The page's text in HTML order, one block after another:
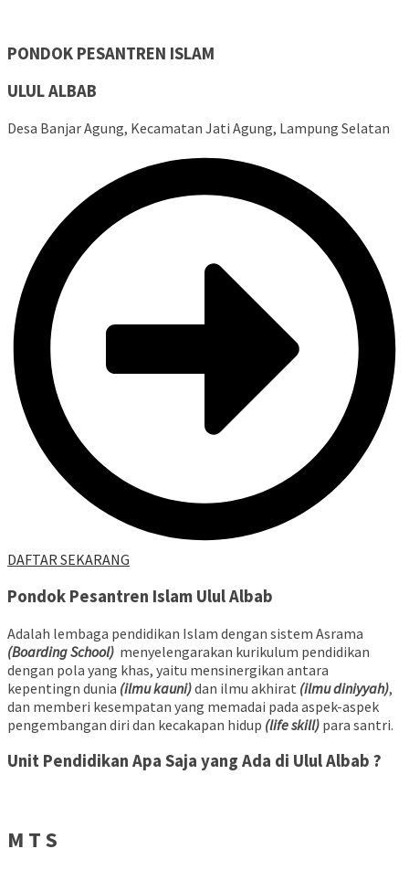
PONDOK PESANTREN ISLAM
ULUL ALBAB
Desa Banjar Agung, Kecamatan Jati Agung, Lampung Selatan
DAFTAR SEKARANG
Pondok Pesantren Islam Ulul Albab
Adalah lembaga pendidikan Islam dengan sistem Asrama
(Boarding School) menyelengarakan kurikulum pendidikan
dengan pola yang khas, yaitu mensinergikan antara
kepentingn dunia (ilmu kauni)dan ilmu akhirat (ilmu diniyyah),
dan memberi kesempatan yang memadai pada aspek-aspek
pengembangan diri dan kecakapan hidup (life skill) para santri.
Unit Pendidikan Apa Saja yang Ada di Ulul Albab ?
M T S